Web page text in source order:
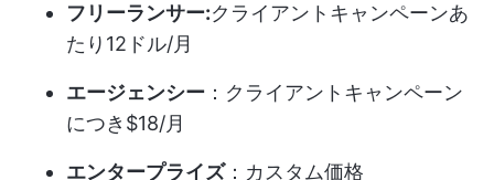
フリーランサー:クライアントキャンペーンあ
たり12ドル/月
エージェンシー ：クライアントキャンペーン
につき$18/月
エンタープライズ：カスタム価格